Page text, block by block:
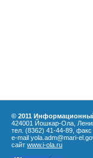
© 2011
424001 Йошкар-Ола,
тел. (8362) 41-44-89, факс
e-mail yola.adm@mari-
сайт www.i-ola.ru